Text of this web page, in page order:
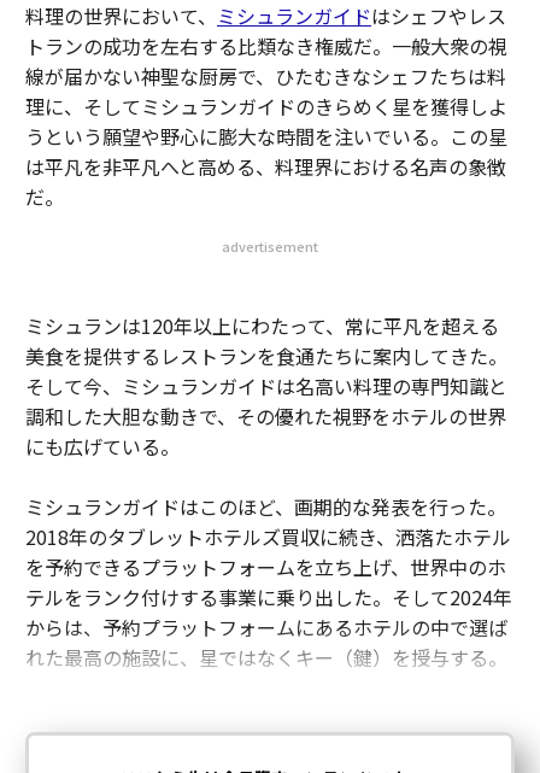
料理の世界において、 ミシュランガイドはシェフやレス
トランの成功を左右する比類なき権威だ。一般大衆の視
線が届かない神聖な厨房で、ひたむきなシェフたちは料
理に、そしてミシュランガイドのきらめく星を獲得しよ
うという願望や野心に膨大な時間を注いでいる。この星
は平凡を非平凡へと高める、料理界における名声の象徴
だ。
advertisement
ミシュランは120年以上にわたって、常に平凡を超える
美食を提供するレストランを食通たちに案内してきた。
そして今、ミシュランガイドは名高い料理の専門知識と
調和した大胆な動きで、その優れた視野をホテルの世界
にも広げている。
ミシュランガイドはこのほど、画期的な発表を行った。
2018年のタブレットホテルズ買収に続き、洒落たホテル
を予約できるプラットフォームを立ち上げ、世界中のホ
テルをランク付けする事業に乗り出した。そして2024年
からは、予約プラットフォームにあるホテルの中で選ば
れた最高の施設に、星ではなくキー（鍵）を授与する。